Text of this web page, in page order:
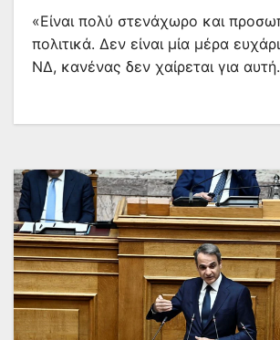
«Είναι πολύ στενάχωρο και
πολιτικά. Δεν είναι μία μέρα
ΝΔ, κανένας δεν χαίρεται για